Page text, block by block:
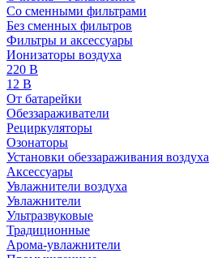
Cо сменными фильтрами
Без сменных фильтров
Фильтры и аксессуары
Ионизаторы воздуха
220 В
12 В
От батарейки
Обеззараживатели
Рециркуляторы
Озонаторы
Установки обеззараживания воздуха
Аксессуары
Увлажнители воздуха
Увлажнители
Ультразвуковые
Традиционные
Арома-увлажнители